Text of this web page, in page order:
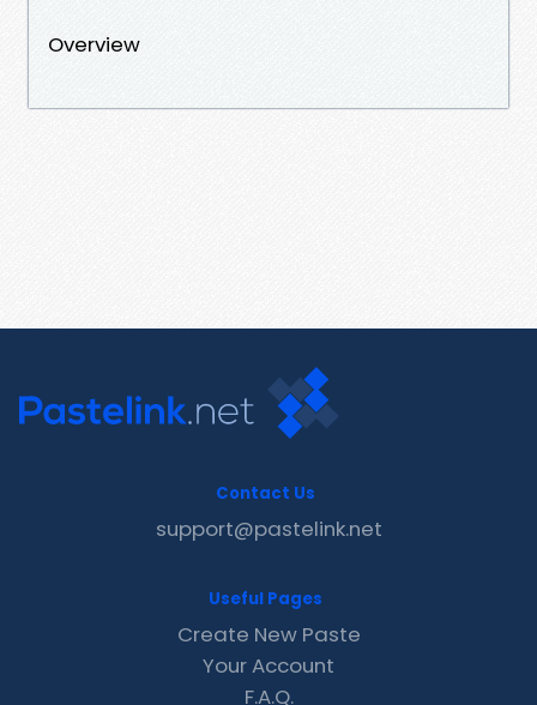
Overview
Contact Us
support@pastelink.net
Useful Pages
Create New Paste
Your Account
F.A.Q.